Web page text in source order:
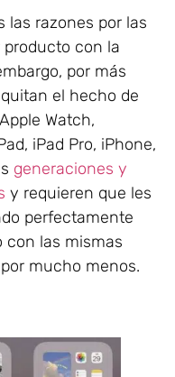
las razones por las
con la
por más
el hecho de
Watch,
iPad Pro, iPhone,
generaciones y
y requieren que les
perfectamente
con las mismas
mucho menos.